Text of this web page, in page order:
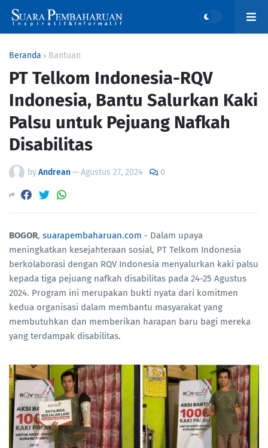
Beranda Bantuan
PT Telkom Indonesia-RQV
Indonesia, Bantu Salurkan Kaki
Palsu untuk Pejuang Nafkah
Disabilitas
byAndrean—Agustus 27, 2024 0
BOGOR, suarapembaharuan.com - Dalam upaya
meningkatkan kesejahteraan sosial, PT Telkom Indonesia
berkolaborasi dengan RQV Indonesia menyalurkan kaki palsu
kepada tiga pejuang nafkah disabilitas pada 24-25 Agustus
2024. Program ini merupakan bukti nyata dari komitmen
kedua organisasi dalam membantu masyarakat yang
membutuhkan dan memberikan harapan baru bagi mereka
yang terdampak disabilitas.